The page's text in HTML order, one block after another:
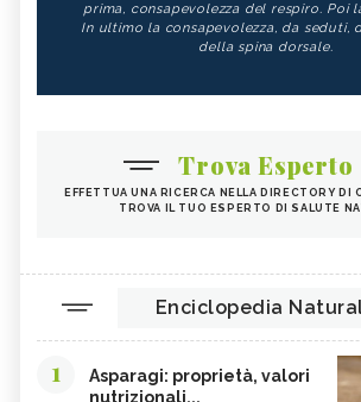
prima, consapevolezza del respiro. Poi
In ultimo la consapevolezza, da seduti,
della spina dorsale.
Trova Esperto
EFFETTUA UNA RICERCA NELLA DIRECTORY DI
TROVA IL TUO ESPERTO DI SALUTE
Enciclopedia
1
Asparagi: proprietà, valori
nutrizionali...